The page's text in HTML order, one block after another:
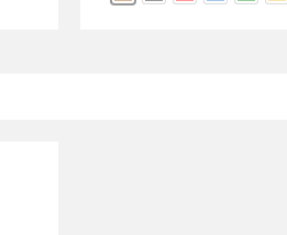
wynosiła:
wynosi: